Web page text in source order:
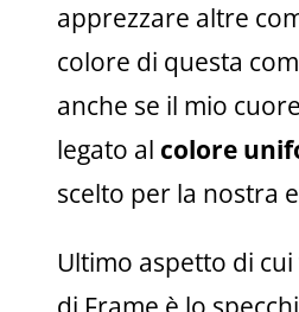
apprezzare altre
colore di questa
anche se il mio
legato al colore
scelto per la nostra
Ultimo aspetto di